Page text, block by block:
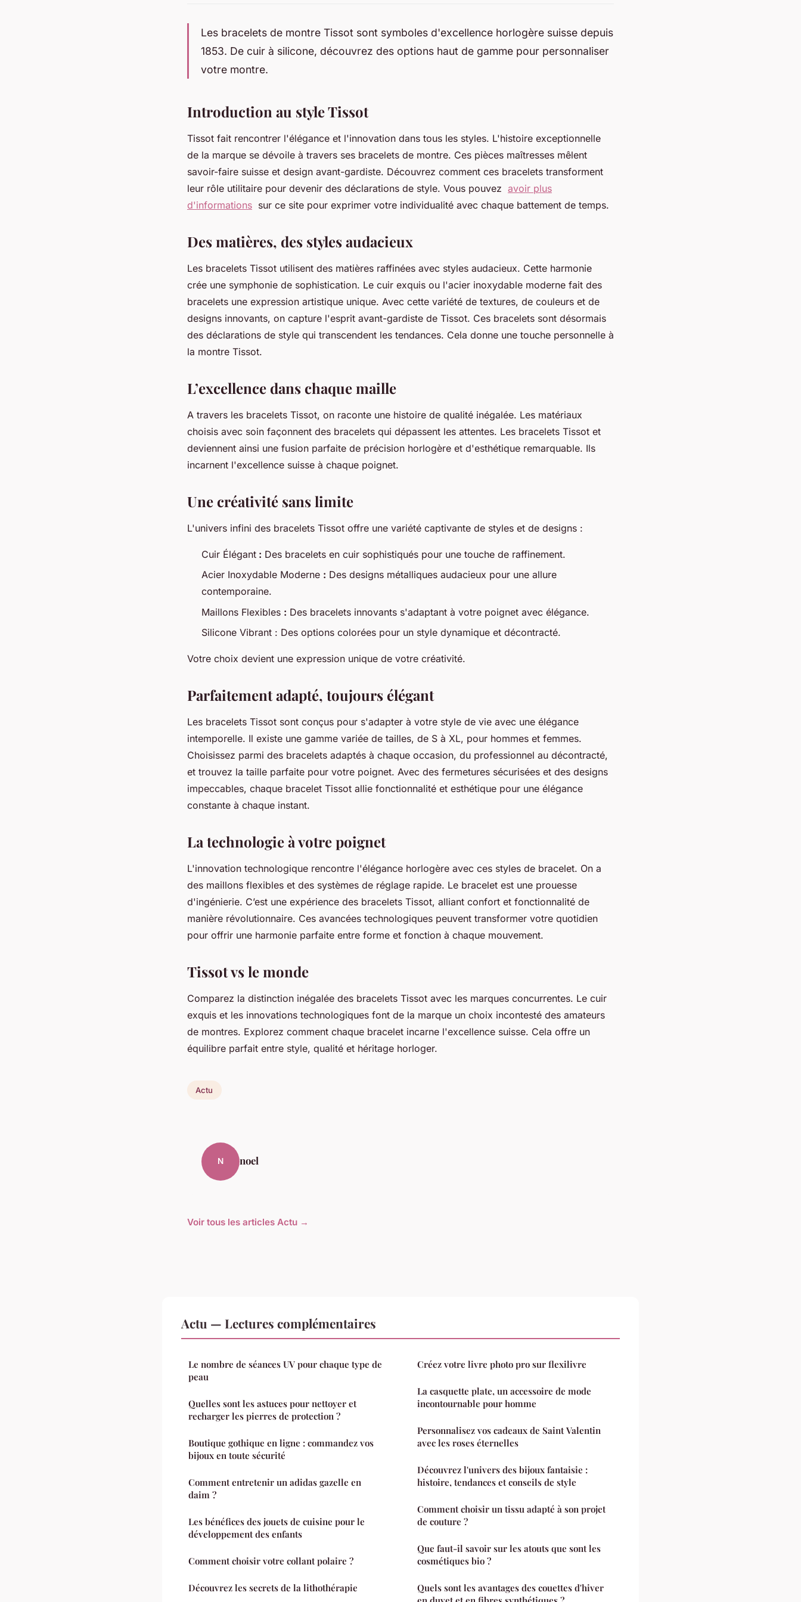
Les bracelets de montre Tissot sont symboles d'excellence horlogère suisse depuis
1853. De cuir à silicone, découvrez des options haut de gamme pour personnaliser
votre montre.
Introduction au style Tissot
Tissot fait rencontrer l'élégance et l'innovation dans tous les styles. L'histoire exceptionnelle
de la marque se dévoile à travers ses bracelets de montre. Ces pièces maîtresses mêlent
savoir-faire suisse et design avant-gardiste. Découvrez comment ces bracelets transforment
leur rôle utilitaire pour devenir des déclarations de style. Vous pouvez avoir plus
d'informations sur ce site pour exprimer votre individualité avec chaque battement de temps.
Des matières, des styles audacieux
Les bracelets Tissot utilisent des matières raffinées avec styles audacieux. Cette harmonie
crée une symphonie de sophistication. Le cuir exquis ou l'acier inoxydable moderne fait des
bracelets une expression artistique unique. Avec cette variété de textures, de couleurs et de
designs innovants, on capture l'esprit avant-gardiste de Tissot. Ces bracelets sont désormais
des déclarations de style qui transcendent les tendances. Cela donne une touche personnelle à
la montre Tissot.
L’excellence dans chaque maille
A travers les bracelets Tissot, on raconte une histoire de qualité inégalée. Les matériaux
choisis avec soin façonnent des bracelets qui dépassent les attentes. Les bracelets Tissot et
deviennent ainsi une fusion parfaite de précision horlogère et d'esthétique remarquable. Ils
incarnent l'excellence suisse à chaque poignet.
Une créativité sans limite
L'univers infini des bracelets Tissot offre une variété captivante de styles et de designs :
Cuir Élégant : Des bracelets en cuir sophistiqués pour une touche de raffinement.
Acier Inoxydable Moderne : Des designs métalliques audacieux pour une allure
contemporaine.
Maillons Flexibles : Des bracelets innovants s'adaptant à votre poignet avec élégance.
Silicone Vibrant : Des options colorées pour un style dynamique et décontracté.
Votre choix devient une expression unique de votre créativité.
Parfaitement adapté, toujours élégant
Les bracelets Tissot sont conçus pour s'adapter à votre style de vie avec une élégance
intemporelle. Il existe une gamme variée de tailles, de S à XL, pour hommes et femmes.
Choisissez parmi des bracelets adaptés à chaque occasion, du professionnel au décontracté,
et trouvez la taille parfaite pour votre poignet. Avec des fermetures sécurisées et des designs
impeccables, chaque bracelet Tissot allie fonctionnalité et esthétique pour une élégance
constante à chaque instant.
La technologie à votre poignet
L'innovation technologique rencontre l'élégance horlogère avec ces styles de bracelet. On a
des maillons flexibles et des systèmes de réglage rapide. Le bracelet est une prouesse
d'ingénierie. C’est une expérience des bracelets Tissot, alliant confort et fonctionnalité de
manière révolutionnaire. Ces avancées technologiques peuvent transformer votre quotidien
pour offrir une harmonie parfaite entre forme et fonction à chaque mouvement.
Tissot vs le monde
Comparez la distinction inégalée des bracelets Tissot avec les marques concurrentes. Le cuir
exquis et les innovations technologiques font de la marque un choix incontesté des amateurs
de montres. Explorez comment chaque bracelet incarne l'excellence suisse. Cela offre un
équilibre parfait entre style, qualité et héritage horloger.
Actu
N noel
Voir tous les articles Actu →
Actu — Lectures complémentaires
Le nombre de séances UV pour chaque type de
peau
Quelles sont les astuces pour nettoyer et
recharger les pierres de protection ?
Boutique gothique en ligne : commandez vos
bijoux en toute sécurité
Comment entretenir un adidas gazelle en
daim ?
Les bénéfices des jouets de cuisine pour le
développement des enfants
Comment choisir votre collant polaire ?
Découvrez les secrets de la lithothérapie
Créez votre livre photo pro sur flexilivre
La casquette plate, un accessoire de mode
incontournable pour homme
Personnalisez vos cadeaux de Saint Valentin
avec les roses éternelles
Découvrez l'univers des bijoux fantaisie :
histoire, tendances et conseils de style
Comment choisir un tissu adapté à son projet
de couture ?
Que faut-il savoir sur les atouts que sont les
cosmétiques bio ?
Quels sont les avantages des couettes d'hiver